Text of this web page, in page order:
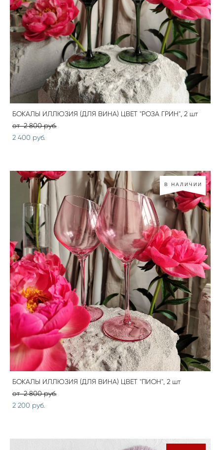
БОКАЛЫ ИЛЛЮЗИЯ (ДЛЯ ВИНА) ЦВЕТ "РОЗА ГРИН", 2 шт
от 2 800 pуб.
2 400 pуб.
В НАЛИЧИИ
БОКАЛЫ ИЛЛЮЗИЯ (ДЛЯ ВИНА) ЦВЕТ "ПИОН", 2 шт
от 2 800 pуб.
2 200 pуб.